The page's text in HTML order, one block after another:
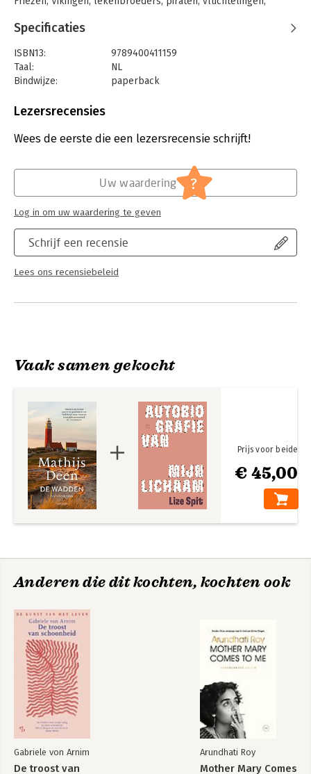
die zich allen op hun eigen manier schikten naar de wetten van
voor onverstoorbare zeelieden of een jachtterrein voor jutters,
maar ook een wijkplaats voor vervolgden, een nachtmerrie
voor strategen en een plek waar vastelanders de lasten en
glijden. Deen beschrijft deze unieke geschiedenis poëtisch, zijn
Specificaties
ISBN13:
9789400411159
Taal:
NL
Bindwijze:
paperback
Uitgever:
Verschijningsdatum:
25-4-2024
Literatuur en romans
Lezersrecensies
Wees de eerste die een lezersrecensie schrijft!
Schrijf een recensie
Lees ons recensiebeleid
Uw waardering ?
Log in om uw waardering te geven
Vaak samen gekocht
€ 45,00
Prijs voor beide
Anderen die dit kochten, kochten ook
Gabriele von Arnim
De troost van
Arundhati Roy
Mother Mary Comes